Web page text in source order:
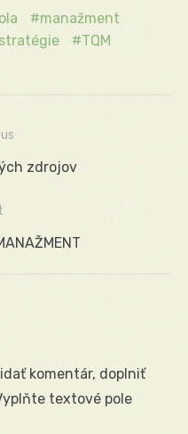
manažment
stratégie
TQM
zdrojov
komentár, doplniť
textové pole